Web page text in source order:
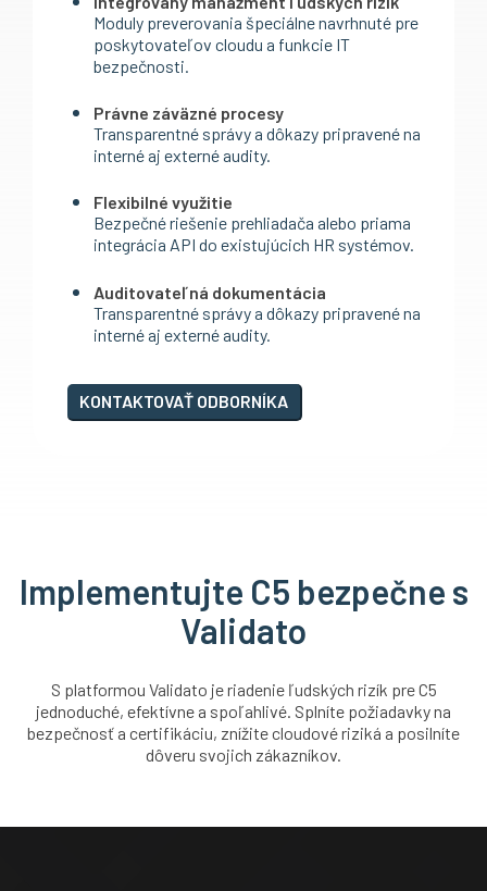
Moduly preverovania špeciálne navrhnuté pre
poskytovateľov cloudu a funkcie IT
bezpečnosti.
Právne záväzné procesy
Transparentné správy a dôkazy pripravené na
interné aj externé audity.
Flexibilné využitie
Bezpečné riešenie prehliadača alebo priama
integrácia API do existujúcich HR systémov.
Auditovateľná dokumentácia
Transparentné správy a dôkazy pripravené na
interné aj externé audity.
KONTAKTOVAŤ ODBORNÍKA
Implementujte C5 bezpečne s
Validato
S platformou Validato je riadenie ľudských rizík pre C5
jednoduché, efektívne a spoľahlivé. Splníte požiadavky na
bezpečnosť a certifikáciu, znížite cloudové riziká a posilníte
dôveru svojich zákazníkov.